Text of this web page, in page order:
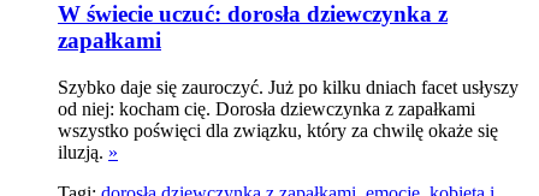
W świecie uczuć: dorosła dziewczynka z
zapałkami
Szybko daje się zauroczyć. Już po kilku dniach facet usłyszy
od niej: kocham cię. Dorosła dziewczynka z zapałkami
wszystko poświęci dla związku, który za chwilę okaże się
iluzją. »